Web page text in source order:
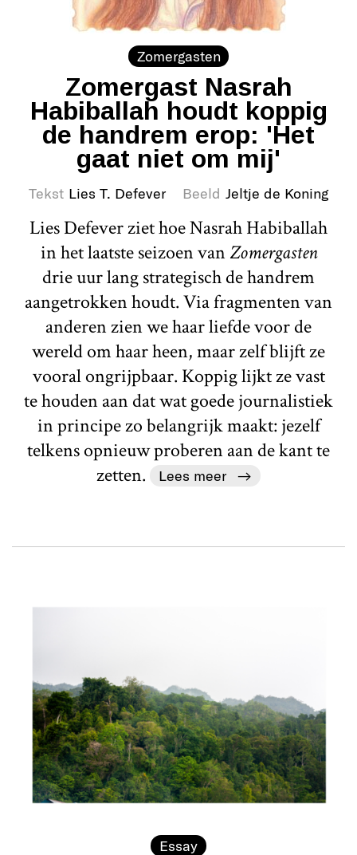
Zomergasten
Zomergast Nasrah
Habiballah houdt koppig
de handrem erop: 'Het
gaat niet om mij'
Tekst Lies T. Defever Beeld Jeltje de Koning
Lies Defever ziet hoe Nasrah Habiballah
in het laatste seizoen vanZomergasten
drie uur lang strategisch de handrem
aangetrokken houdt. Via fragmenten van
anderen zien we haar liefde voor de
wereld om haar heen, maar zelf blijft ze
vooral ongrijpbaar. Koppig lijkt ze vast
te houden aan dat wat goede journalistiek
in principe zo belangrijk maakt: jezelf
telkens opnieuw proberen aan de kant te
zetten.
Lees meer
Essay